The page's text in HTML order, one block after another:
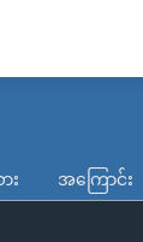
း အကြောင်း